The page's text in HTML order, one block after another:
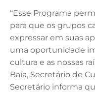
“Esse Programa
para que os grupos
expressar em suas
uma oportunidade
cultura e as nossas
Baía, Secretário de
Secretário informa